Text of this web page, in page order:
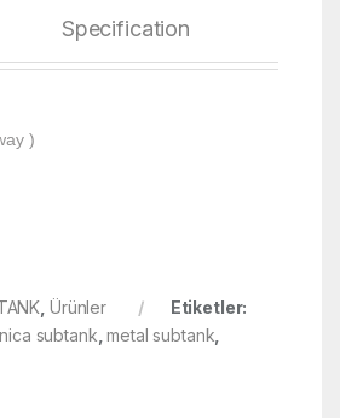
Specification
)
Ürünler
Etiketler:
subtank ,metal subtank